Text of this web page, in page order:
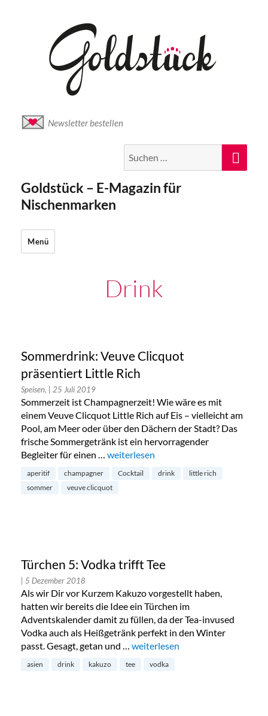
Newsletter bestellen
nach:
Goldstück – E-Magazin für
Nischenmarken
Menü
Drink
Sommerdrink: Veuve Clicquot
präsentiert Little Rich
Speisen, | 25 Juli 2019
Sommerzeit ist Champagnerzeit! Wie wäre es mit
einem Veuve Clicquot Little Rich auf Eis – vielleicht am
Pool, am Meer oder über den Dächern der Stadt? Das
frische Sommergetränk ist ein hervorragender
Begleiter für einen … „Sommerdrink: Veuve Clicquot
weiterlesen
aperitif champagner Cocktail drink
little rich
sommer
veuve clicquot
Türchen 5: Vodka trifft Tee
| 5 Dezember 2018
Als wir Dir vor Kurzem Kakuzo vorgestellt haben,
hatten wir bereits die Idee ein Türchen im
Adventskalender damit zu füllen, da der Tea-invused
Vodka auch als Heißgetränk perfekt in den Winter
passt. Gesagt, getan und … „Türchen 5: Vodka trifft Tee“
weiterlesen
asien drink kakuzo tee vodka